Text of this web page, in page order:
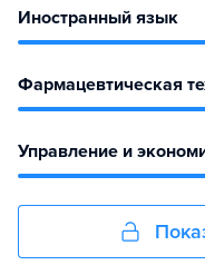
Иностранный язык
Фармацевтическая
Управление и